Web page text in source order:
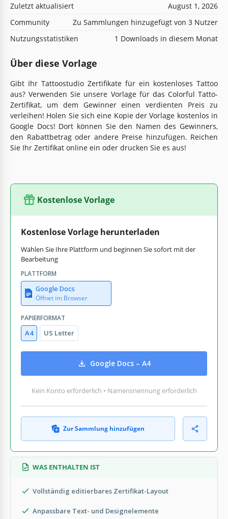
Zuletzt aktualisiert
August 1, 2026
Community
Zu Sammlungen hinzugefügt von 3 Nutzer
Nutzungsstatistiken
1 Downloads in diesem Monat
Über diese Vorlage
Gibt Ihr Tattoostudio Zertifikate für ein kostenloses Tattoo
aus? Verwenden Sie unsere Vorlage für das Colorful Tatto-
Zertifikat, um dem Gewinner einen verdienten Preis zu
verleihen! Holen Sie sich eine Kopie der Vorlage kostenlos in
Google Docs! Dort können Sie den Namen des Gewinners,
den Rabattbetrag oder andere Preise hinzufügen. Reichen
Sie Ihr Zertifikat online ein oder drucken Sie es aus!
Kostenlose Vorlage
Kostenlose Vorlage herunterladen
Wählen Sie Ihre Plattform und beginnen Sie sofort mit der
Bearbeitung
PLATTFORM
Google Docs
Öffnet im Browser
PAPIERFORMAT
A4 US Letter
Google Docs – A4
Kein Konto erforderlich • Namensnennung erforderlich
Zur Sammlung hinzufügen
WAS ENTHALTEN IST
Vollständig editierbares Zertifikat-Layout
Anpassbare Text- und Designelemente